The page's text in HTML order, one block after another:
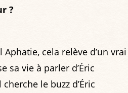
?
cela relève d’un vrai
sa vie à parler d’Éric
le buzz d’Éric